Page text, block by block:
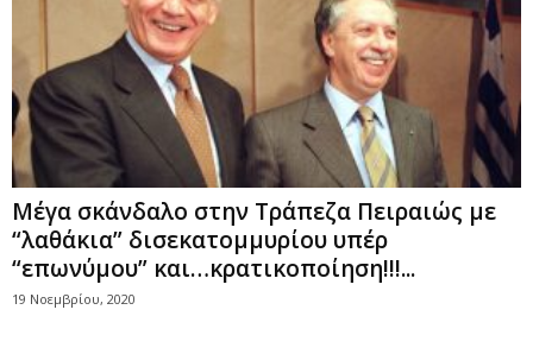
Μέγα σκάνδαλο στην Τράπεζα Πειραιώς με
“λαθάκια” δισεκατομμυρίου υπέρ
“επωνύμου” και…κρατικοποίηση!!!...
19 Νοεμβρίου, 2020